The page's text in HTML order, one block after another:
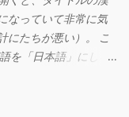
なっていて非常に気
にたちが悪い）。 こ
を「日本語」にしろ